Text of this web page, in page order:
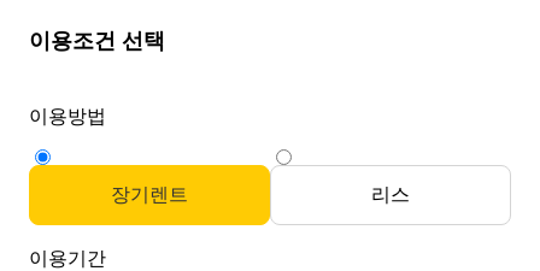
이용조건 선택
이용방법
장기렌트 리스
이용기간